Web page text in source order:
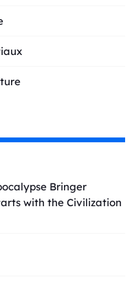
Bringer
with the Civilization